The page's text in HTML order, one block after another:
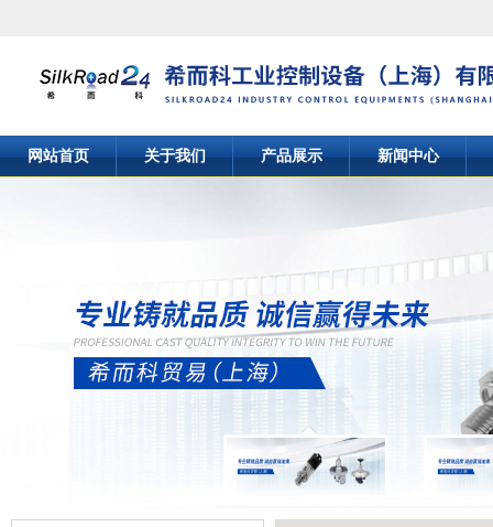
网站首页 关于我们 产品展示 新闻中心